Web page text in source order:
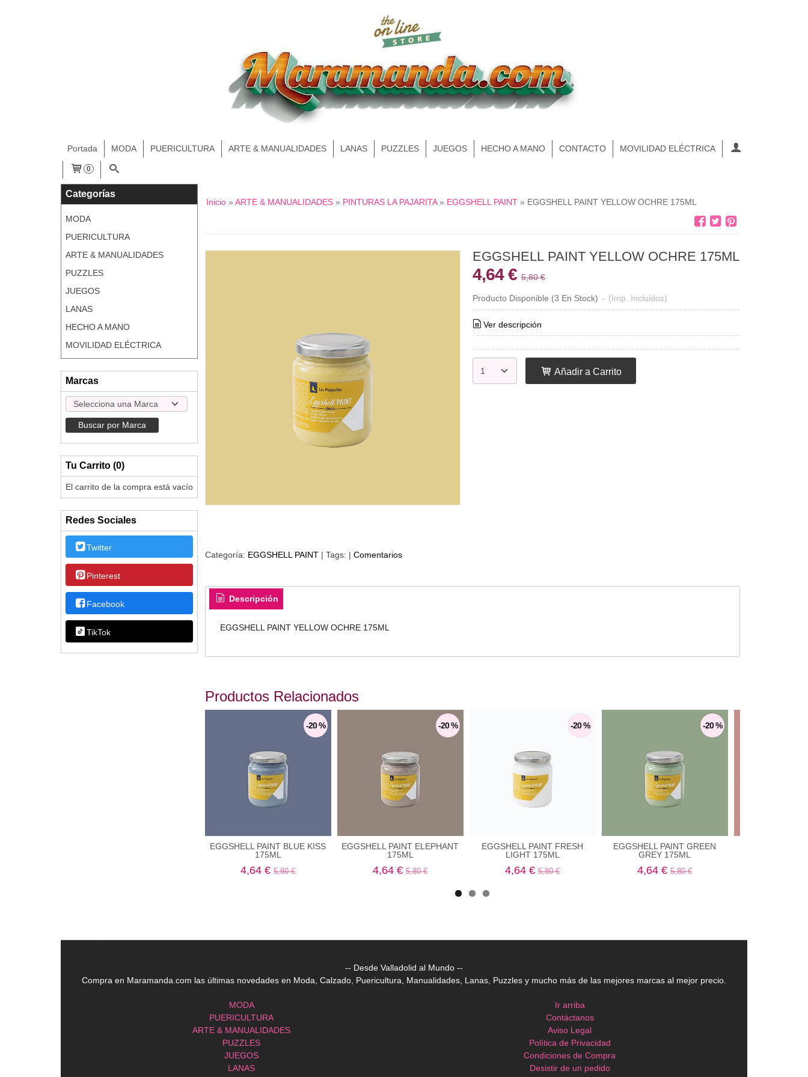
Portada MODA PUERICULTURA ARTE & MANUALIDADES LANAS PUZZLES JUEGOS HECHO A MANO CONTACTO MOVILIDAD ELÉCTRICA
0
Categorías
MODA
PUERICULTURA
ARTE & MANUALIDADES
PUZZLES
JUEGOS
LANAS
HECHO A MANO
MOVILIDAD ELÉCTRICA
Marcas
Tu Carrito (0)
El carrito de la compra está vacío
Redes Sociales
Twitter
Pinterest
Facebook
TikTok
Inicio» ARTE & MANUALIDADES» PINTURAS LA PAJARITA» EGGSHELL PAINT» EGGSHELL PAINT YELLOW OCHRE 175ML
EGGSHELL PAINT YELLOW OCHRE 175ML
4,64 €5,80 €
Producto Disponible (3 En Stock) - (Imp. Incluidos)
Ver descripción
Añadir a Carrito
Categoría: EGGSHELL PAINT| Tags: | Comentarios
Descripción
EGGSHELL PAINT YELLOW OCHRE 175ML
Productos Relacionados
-20 %
EGGSHELL PAINT BLUE KISS
175ML
4,64 €5,80 €
-20 %
EGGSHELL PAINT ELEPHANT
175ML
4,64 €5,80 €
-20 %
EGGSHELL PAINT FRESH
LIGHT 175ML
4,64 €5,80 €
-20 %
EGGSHELL PAINT GREEN
GREY 175ML
4,64 €5,80 €
-- Desde Valladolid al Mundo --
Compra en Maramanda.com las últimas novedades en Moda, Calzado, Puericultura, Manualidades, Lanas, Puzzles y mucho más de las mejores marcas al mejor precio.
MODA
PUERICULTURA
ARTE & MANUALIDADES
PUZZLES
JUEGOS
LANAS
Ir arriba
Contáctanos
Aviso Legal
Política de Privacidad
Condiciones de Compra
Desistir de un pedido